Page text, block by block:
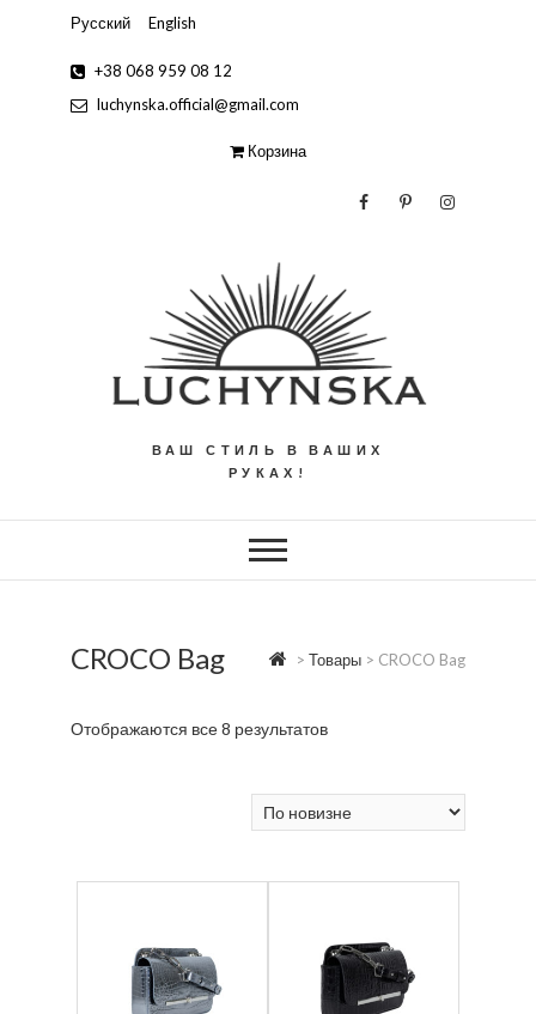
Русский English
+38 068 959 08 12
luchynska.official@gmail.com
Корзина
ВАШ СТИЛЬ В ВАШИХ
РУКАХ!
CROCO Bag > Товары > CROCO Bag
Отображаются все 8 результатов